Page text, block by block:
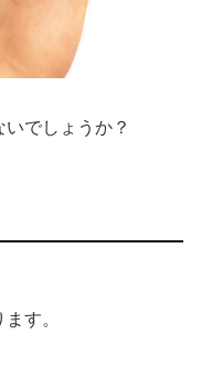
でしょうか？
す。